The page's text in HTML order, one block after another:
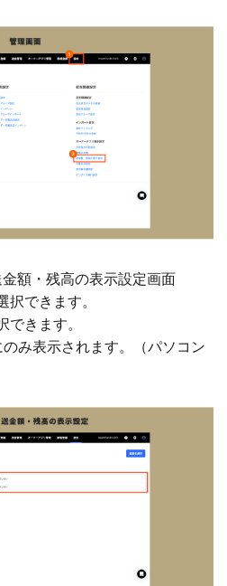
額・残高の表示設定画面
できます。
きます。
み表示されます。（パソコン